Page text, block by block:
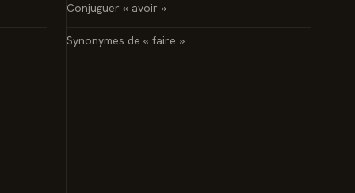
Conjuguer « avoir »
Synonymes de « faire »